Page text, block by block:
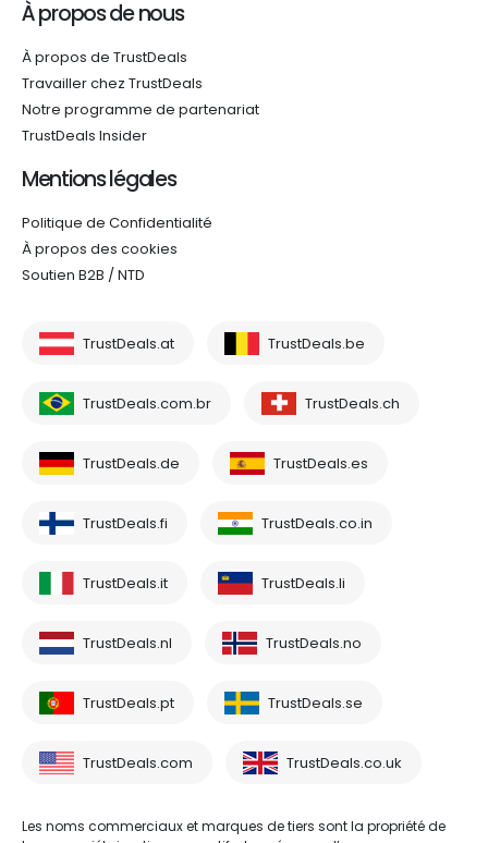
À propos de nous
À propos de TrustDeals
Travailler chez TrustDeals
Notre programme de partenariat
TrustDeals Insider
Mentions légales
Politique de Confidentialité
À propos des cookies
Soutien B2B / NTD
TrustDeals.at TrustDeals.be
TrustDeals.com.br TrustDeals.ch
TrustDeals.de TrustDeals.es
TrustDeals.fi TrustDeals.co.in
TrustDeals.it TrustDeals.li
TrustDeals.nl TrustDeals.no
TrustDeals.pt TrustDeals.se
TrustDeals.com TrustDeals.co.uk
Les noms commerciaux et marques de tiers sont la propriété de